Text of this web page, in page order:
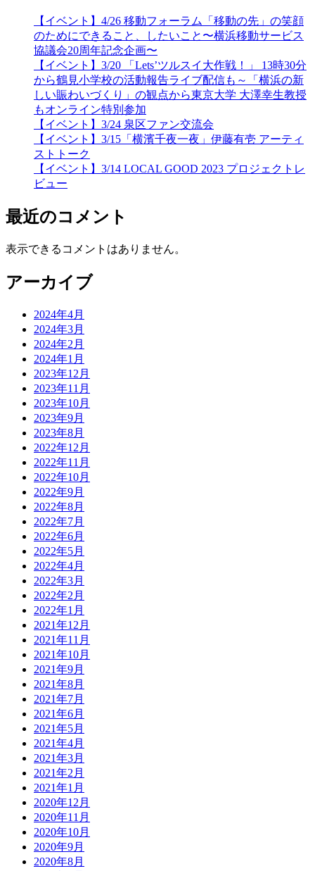
【イベント】4/26 移動フォーラム「移動の先」の笑顔
のためにできること、したいこと〜横浜移動サービス
協議会20周年記念企画〜
【イベント】3/20 「Lets’ツルスイ大作戦！」 13時30分
から鶴見小学校の活動報告ライブ配信も～「横浜の新
しい賑わいづくり」の観点から東京大学 大澤幸生教授
もオンライン特別参加
【イベント】3/24 泉区ファン交流会
【イベント】3/15「横濱千夜一夜」伊藤有壱 アーティ
ストトーク
【イベント】3/14 LOCAL GOOD 2023 プロジェクトレ
ビュー
最近のコメント
表示できるコメントはありません。
アーカイブ
2024年4月
2024年3月
2024年2月
2024年1月
2023年12月
2023年11月
2023年10月
2023年9月
2023年8月
2022年12月
2022年11月
2022年10月
2022年9月
2022年8月
2022年7月
2022年6月
2022年5月
2022年4月
2022年3月
2022年2月
2022年1月
2021年12月
2021年11月
2021年10月
2021年9月
2021年8月
2021年7月
2021年6月
2021年5月
2021年4月
2021年3月
2021年2月
2021年1月
2020年12月
2020年11月
2020年10月
2020年9月
2020年8月